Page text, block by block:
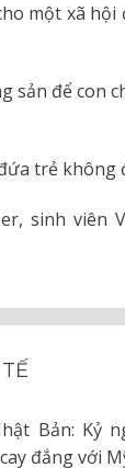
một xã hội
sản để con
trẻ không
sinh viên
Bản: Kỷ
đắng với